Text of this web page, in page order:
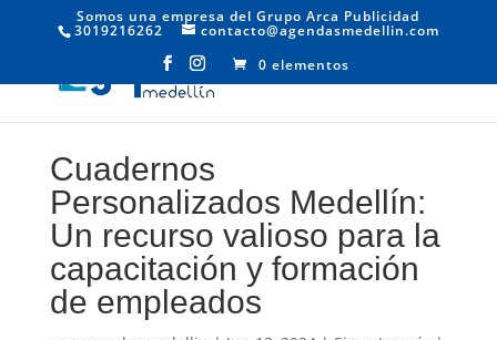
Somos una empresa del Grupo Arca Publicidad
3019216262
contacto@agendasmedellin.com
0 elementos
Cuadernos
Personalizados Medellín:
Un recurso valioso para la
capacitación y formación
de empleados